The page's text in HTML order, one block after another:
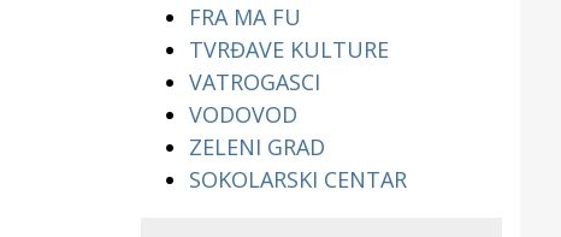
FRA MA FU
TVRĐAVE KULTURE
VATROGASCI
VODOVOD
ZELENI GRAD
SOKOLARSKI CENTAR